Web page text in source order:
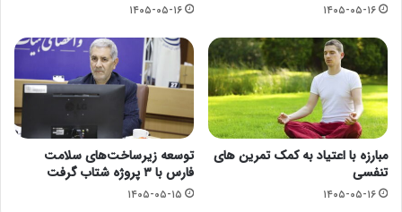
۱۴۰۵-۰۵-۱۶ ۱۴۰۵-۰۵-۱۶
مبارزه با اعتیاد به کمک تمرین های
تنفسی
۱۴۰۵-۰۵-۱۶
توسعه زیرساخت‌های سلامت
فارس با ۳ پروژه شتاب گرفت
۱۴۰۵-۰۵-۱۵